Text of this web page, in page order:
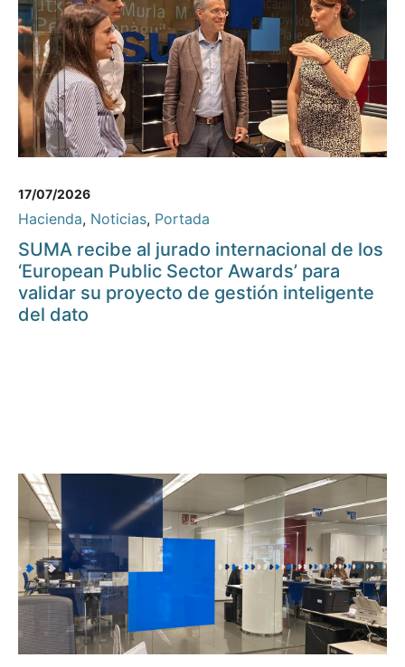
17/07/2026
Hacienda, Noticias, Portada
SUMA recibe al jurado internacional de los
‘European Public Sector Awards’ para
validar su proyecto de gestión inteligente
del dato